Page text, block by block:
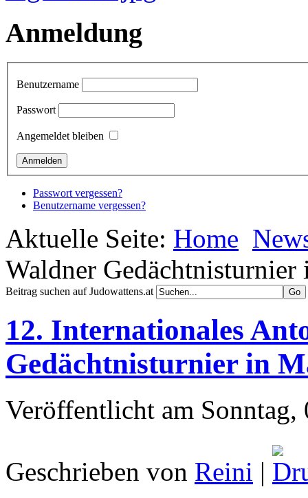
Anmeldung
Benutzername
Passwort
Angemeldet bleiben
Passwort vergessen?
Benutzername vergessen?
Aktuelle Seite: Home
Waldner
Beitrag suchen auf Judowattens.at
12. Internationales
Gedächtnisturnier in
Veröffentlicht am
Geschrieben von Reini |